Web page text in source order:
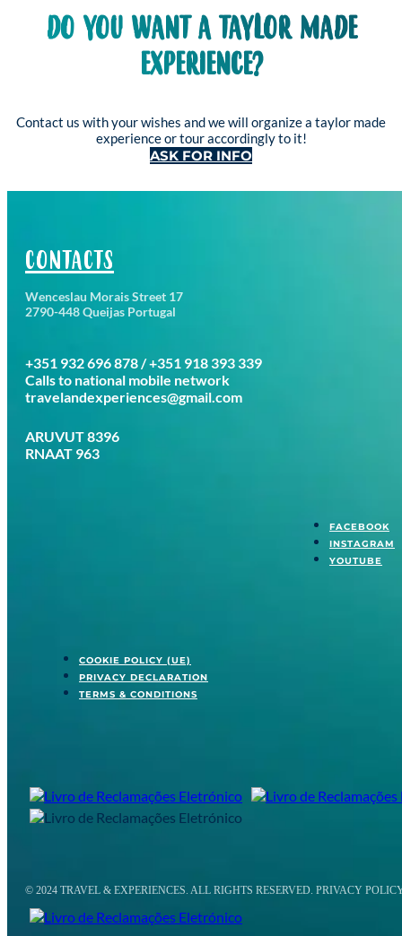
DO YOU WANT A TAYLOR MADE
EXPERIENCE?
Contact us with your wishes and we will organize a taylor made
experience or tour accordingly to it!
ASK FOR INFO
CONTACTS
Wenceslau Morais Street 17
2790-448 Queijas Portugal
+351 932 696 878 / +351 918 393 339
Calls to national mobile network
travelandexperiences@gmail.com
ARUVUT 8396
RNAAT 963
FACEBOOK
INSTAGRAM
YOUTUBE
COOKIE POLICY (UE)
PRIVACY DECLARATION
TERMS & CONDITIONS
© 2024 TRAVEL & EXPERIENCES. ALL RIGHTS RESERVED. PRIVACY